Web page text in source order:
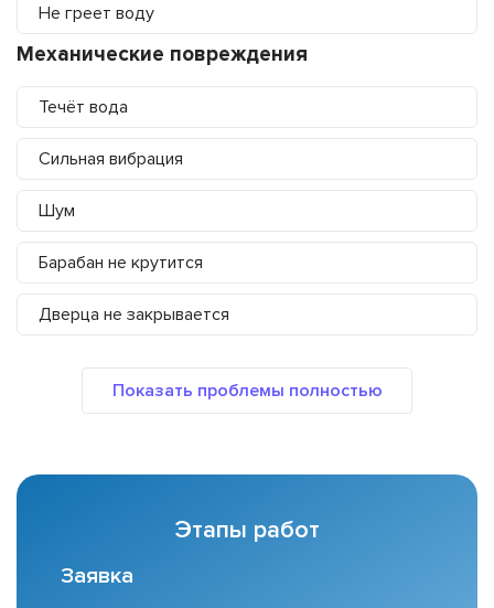
Не греет воду
Механические повреждения
Течёт вода
Сильная вибрация
Шум
Барабан не крутится
Дверца не закрывается
Этапы работ
Заявка